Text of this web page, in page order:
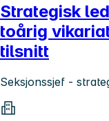
Strategisk
toårig
tilsnitt
Seksjonssjef -